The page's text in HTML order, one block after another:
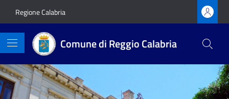
Regione Calabria
Comune di Reggio Calabria